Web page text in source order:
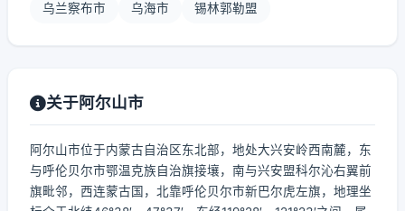
乌兰察布市 乌海市 锡林郭勒盟
关于阿尔山市
阿尔山市位于内蒙古自治区东北部，地处大兴安岭西南麓，东
与呼伦贝尔市鄂温克族自治旗接壤，南与兴安盟科尔沁右翼前
旗毗邻，西连蒙古国，北靠呼伦贝尔市新巴尔虎左旗，地理坐